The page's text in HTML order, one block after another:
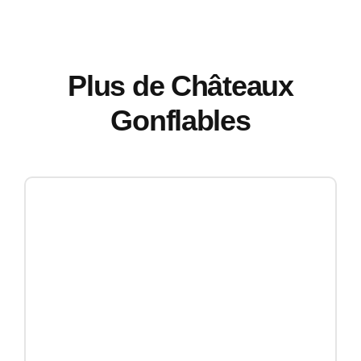
Plus de Châteaux
Gonflables